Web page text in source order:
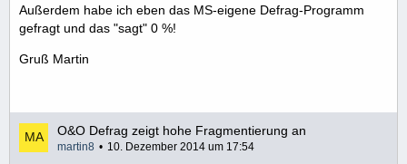
Außerdem habe ich eben das MS-eigene Defrag-Programm
gefragt und das "sagt" 0 %!
Gruß Martin
O&O Defrag zeigt hohe Fragmentierung an
martin8 10. Dezember 2014 um 17:54